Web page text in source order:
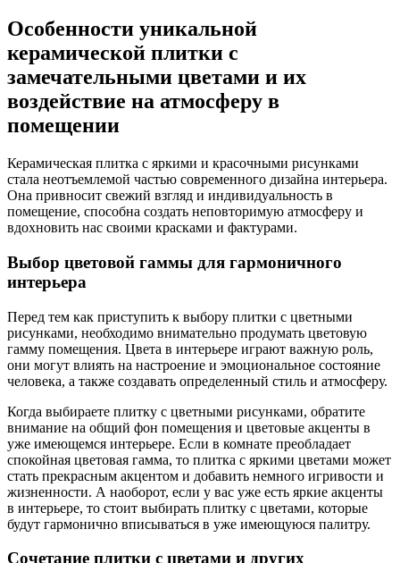
Особенности уникальной
керамической плитки с
замечательными цветами и их
воздействие на атмосферу в
помещении
Керамическая плитка с яркими и красочными рисунками
стала неотъемлемой частью современного дизайна интерьера.
Она привносит свежий взгляд и индивидуальность в
помещение, способна создать неповторимую атмосферу и
вдохновить нас своими красками и фактурами.
Выбор цветовой гаммы для гармоничного
интерьера
Перед тем как приступить к выбору плитки с цветными
рисунками, необходимо внимательно продумать цветовую
гамму помещения. Цвета в интерьере играют важную роль,
они могут влиять на настроение и эмоциональное состояние
человека, а также создавать определенный стиль и атмосферу.
Когда выбираете плитку с цветными рисунками, обратите
внимание на общий фон помещения и цветовые акценты в
уже имеющемся интерьере. Если в комнате преобладает
спокойная цветовая гамма, то плитка с яркими цветами может
стать прекрасным акцентом и добавить немного игривости и
жизненности. А наоборот, если у вас уже есть яркие акценты
в интерьере, то стоит выбирать плитку с цветами, которые
будут гармонично вписываться в уже имеющуюся палитру.
Сочетание плитки с цветами и других